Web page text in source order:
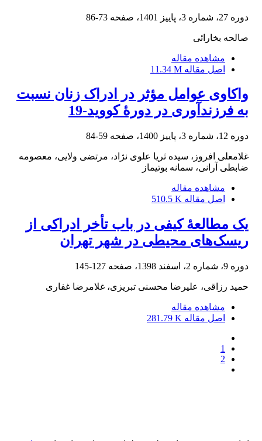
دوره 27، شماره 3، پاییز 1401، صفحه 73-86
صالحه بخارائی
مشاهده مقاله
اصل مقاله 11.34 M
واکاوی عوامل مؤثر در ادراک زنان نسبت
به فرزندآوری در دورۀ کووید-19
دوره 12، شماره 3، پاییز 1400، صفحه 59-84
غلامعلی افروز، سیده ثریا علوی نژاد، مرتضی ولایی، معصومه
ضابطی آرانی، سمانه بوتیماز
مشاهده مقاله
اصل مقاله 510.5 K
یک مطالعۀ کیفی در باب تأخر ادراکی از
ریسک‌های محیطی در شهر تهران
دوره 9، شماره 2، اسفند 1398، صفحه 127-145
حمید رزاقی، علیرضا محسنی تبریزی، غلامرضا غفاری
مشاهده مقاله
اصل مقاله 281.79 K
1
2